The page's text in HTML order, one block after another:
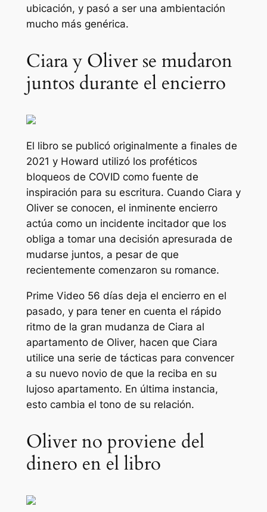
ubicación, y pasó a ser una ambientación
mucho más genérica.
Ciara y Oliver se mudaron
juntos durante el encierro
El libro se publicó originalmente a finales de
2021 y Howard utilizó los proféticos
bloqueos de COVID como fuente de
inspiración para su escritura. Cuando Ciara y
Oliver se conocen, el inminente encierro
actúa como un incidente incitador que los
obliga a tomar una decisión apresurada de
mudarse juntos, a pesar de que
recientemente comenzaron su romance.
Prime Video 56 días deja el encierro en el
pasado, y para tener en cuenta el rápido
ritmo de la gran mudanza de Ciara al
apartamento de Oliver, hacen que Ciara
utilice una serie de tácticas para convencer
a su nuevo novio de que la reciba en su
lujoso apartamento. En última instancia,
esto cambia el tono de su relación.
Oliver no proviene del
dinero en el libro